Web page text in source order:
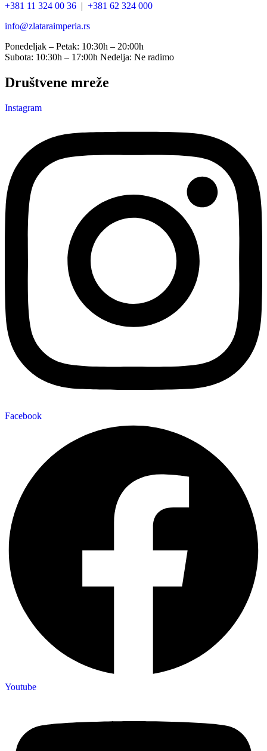
+381 11 324 00 36 | +381 62 324 000
info@zlataraimperia.rs
Ponedeljak – Petak: 10:30h – 20:00h
Subota: 10:30h – 17:00h Nedelja: Ne radimo
Društvene mreže
Instagram
Facebook
Youtube